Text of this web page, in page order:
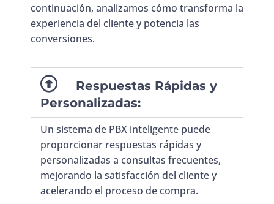
continuación, analizamos cómo transforma la
experiencia del cliente y potencia las
conversiones.
Respuestas Rápidas y
Personalizadas:
Un sistema de PBX inteligente puede
proporcionar respuestas rápidas y
personalizadas a consultas frecuentes,
mejorando la satisfacción del cliente y
acelerando el proceso de compra.